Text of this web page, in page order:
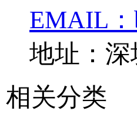
EMAIL：
地址：
相关分类